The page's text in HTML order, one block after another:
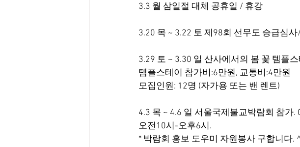
3.3 월 삼일절 대체 공휴일 / 휴강
3.20 목 ~ 3.22 토 제98회 선무도 승급심
3.29 토 ~ 3.30 일 산사에서의 봄 꽃 템플
템플스테이 참가비:6만원, 교통비:4만원
모집인원: 12명 (자가용 또는 밴 렌트)
4.3 목 ~ 4.6 일 서울국제불교박람회 참가.
오전10시-오후6시.
* 박람회 홍보 도우미 자원봉사 구합니다.